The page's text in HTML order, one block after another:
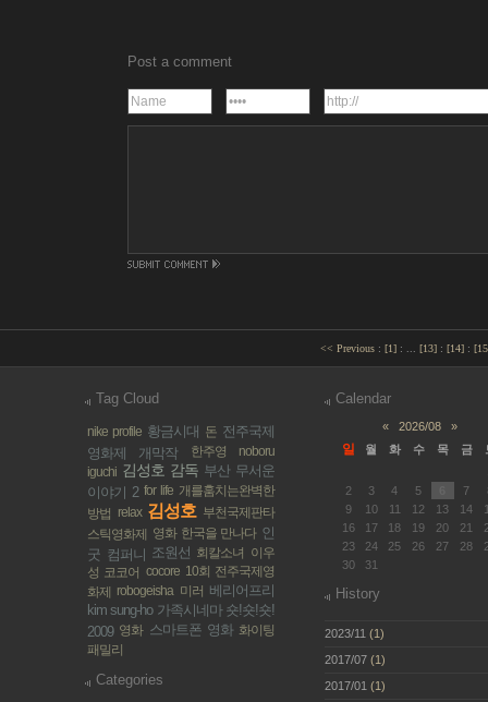
Post a comment
<< Previous : [1] : [13] : [14] : [15
Tag Cloud
nike profile 황금시대 돈 전주국제
영화제 개막작 한주영 noboru
iguchi 김성호 감독 부산 무서운
이야기 2 for life 개를훔치는완벽한
방법 relax 김성호 부천국제판타
스틱영화제 영화 한국을 만나다 인
굿 컴퍼니 조원선 회칼소녀 이우
성 코코어 cocore 10회 전주국제영
화제 robogeisha 미러 베리어프리
kim sung-ho 가족시네마 숏!숏!숏!
2009 영화 스마트폰 영화 화이팅
패밀리
Categories
Calendar
« 2026/08 »
일 월 화 수 목 금
2
3 4 5 7
9
10 11 12 13 14
16
17 18 19 20 21
23
24 25 26 27 28
30
31
History
2023/11 (1)
2017/07 (1)
2017/01 (1)